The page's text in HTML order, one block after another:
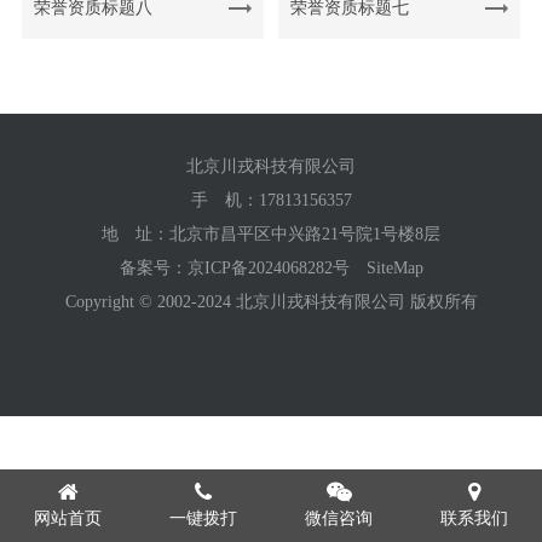
荣誉资质标题八 荣誉资质标题七
北京川戎科技有限公司
手 机： 17813156357
地 址：北京市昌平区中兴路21号院1号楼8层
备案号： 京ICP备2024068282号
SiteMap
Copyright © 2002-2024 北京川戎科技有限公司 版权所有
网站首页 一键拨打 微信咨询 联系我们